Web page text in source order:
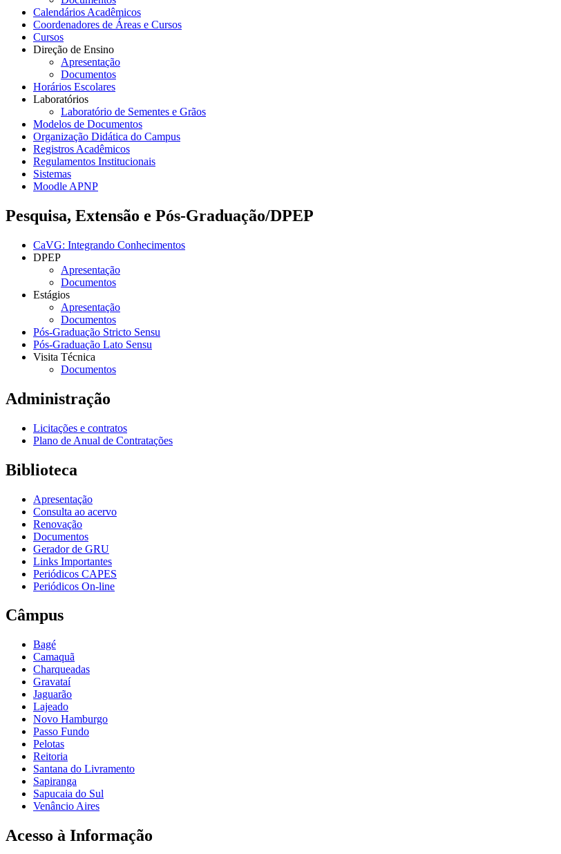
Calendários Acadêmicos
Coordenadores de Áreas e Cursos
Cursos
Direção de Ensino
Apresentação
Documentos
Horários Escolares
Laboratórios
Laboratório de Sementes e Grãos
Modelos de Documentos
Organização Didática do Campus
Registros Acadêmicos
Regulamentos Institucionais
Sistemas
Moodle APNP
Pesquisa, Extensão e Pós-Graduação/DPEP
CaVG: Integrando Conhecimentos
DPEP
Apresentação
Documentos
Estágios
Apresentação
Documentos
Pós-Graduação Stricto Sensu
Pós-Graduação Lato Sensu
Visita Técnica
Documentos
Administração
Licitações e contratos
Plano de Anual de Contratações
Biblioteca
Apresentação
Consulta ao acervo
Renovação
Documentos
Gerador de GRU
Links Importantes
Periódicos CAPES
Periódicos On-line
Câmpus
Bagé
Camaquã
Charqueadas
Gravataí
Jaguarão
Lajeado
Novo Hamburgo
Passo Fundo
Pelotas
Reitoria
Santana do Livramento
Sapiranga
Sapucaia do Sul
Venâncio Aires
Acesso à Informação